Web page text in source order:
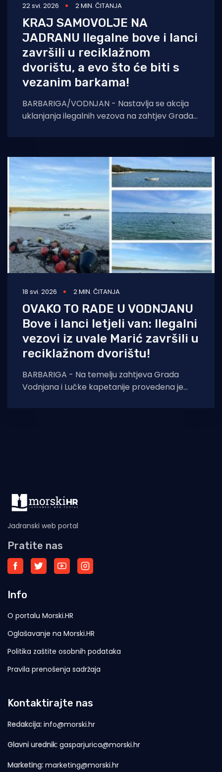
22 svi. 2026 2 MIN. ČITANJA
KRAJ SAMOVOLJE NA
JADRANU Ilegalne bove i lanci
završili u reciklažnom
dvorištu, a evo što će biti s
vezanim barkama!
BARBARIGA/VODNJAN - Nastavlja se akcija
uklanjanja ilegalnih vezova na zahtjev Grada
prošli tjedan
18 svi. 2026 2 MIN. ČITANJA
OVAKO TO RADE U VODNJANU
Bove i lanci letjeli van: Ilegalni
vezovi iz uvale Marić završili u
reciklažnom dvorištu!
BARBARIGA - Na temelju zahtjeva Grada
Vodnjana i Lučke kapetanije provedena je
u uvali Marić. - Tijekom
Jadranski web portal
Pratite nas
Info
O portalu Morski.HR
Oglašavanje na Morski.HR
Politika zaštite osobnih podataka
Pravila prenošenja sadržaja
Kontaktirajte nas
Redakcija: info@morski.hr
Glavni urednik: gasparjurica@morski.hr
Marketing: marketing@morski.hr